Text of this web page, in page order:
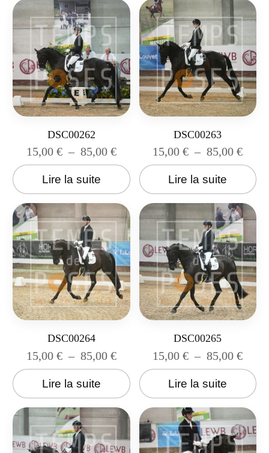
DSC00262
15,00 € – 85,00 €
Lire la suite
DSC00263
15,00€ – 85,00€
Lire la suite
DSC00264
15,00 € – 85,00 €
Lire la suite
DSC00265
15,00€ – 85,00€
Lire la suite